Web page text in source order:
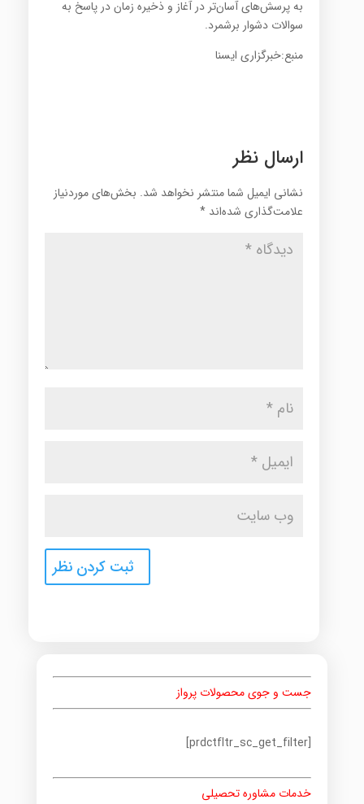
به پرسش‌های آسان‌تر در آغاز و ذخیره زمان در پاسخ به
سوالات دشوار برشمرد.
منبع:خبرگزاری ایسنا
ارسال نظر
نشانی ایمیل شما منتشر نخواهد شد. بخش‌های موردنیاز
علامت‌گذاری شده‌اند *
جست و جوی محصولات پرواز
[prdctfltr_sc_get_filter]
خدمات مشاوره تحصیلی